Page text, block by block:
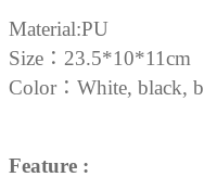
洗
漱
袋
能
Material:PU
Size：23.5*10*11cm
Color：White, black,
Feature :